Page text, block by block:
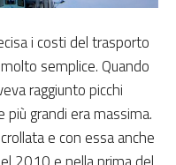
i costi del trasporto
semplice. Quando
raggiunto picchi
grandi era massima.
e con essa anche